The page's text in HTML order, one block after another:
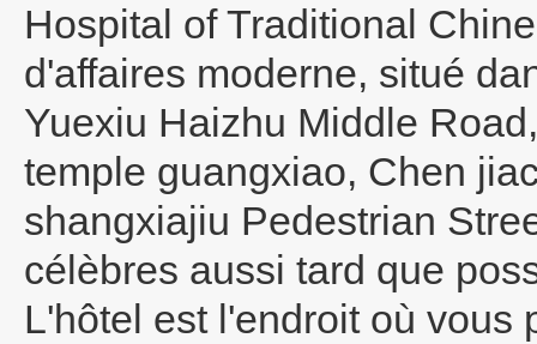
Hospital of Traditional
d'affaires moderne, situé
Yuexiu Haizhu Middle
temple guangxiao, Chen
shangxiajiu Pedestrian
célèbres aussi tard que
L'hôtel est l'endroit où vous